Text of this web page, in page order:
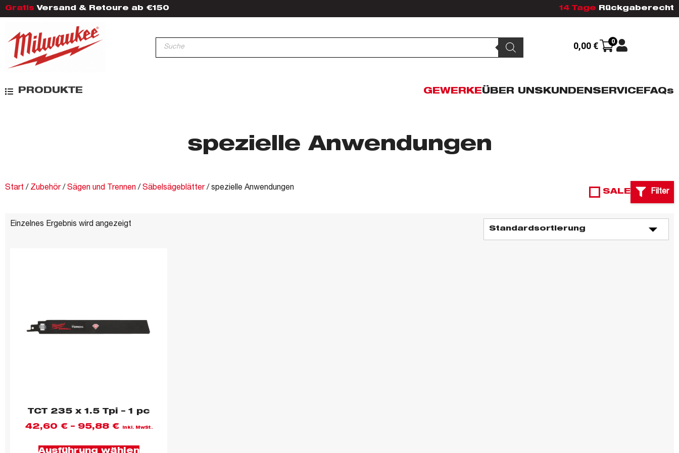
Gratis Versand & Retoure ab €150 14 Tage Rückgaberecht
0,00 € 0
PRODUKTE GEWERKEÜBER UNSKUNDENSERVICEFAQs
spezielle Anwendungen
Start / Zubehör/ Sägen und Trennen / Säbelsägeblätter/ spezielle Anwendungen SALE Filter
Einzelnes Ergebnis wird angezeigt
TCT 235 x 1.5 Tpi – 1 pc
42,60 € – 95,88 € inkl. MwSt.